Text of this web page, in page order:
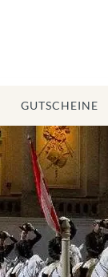
GUTSCHEINE